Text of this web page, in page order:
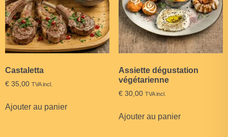
Castaletta
€ 35,00 TVA incl.
Ajouter au panier
Assiette dégustation
végétarienne
€30,00 TVA incl.
Ajouter au panier